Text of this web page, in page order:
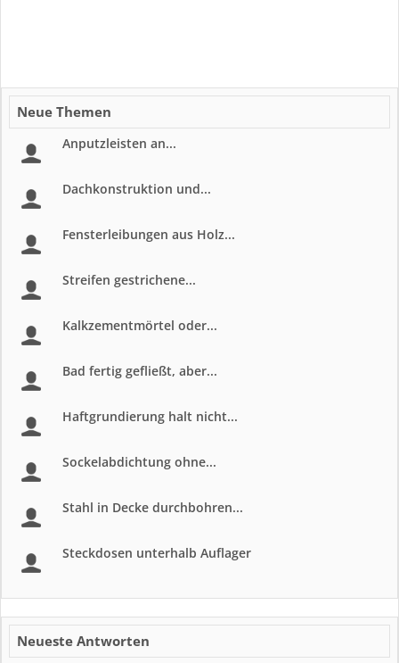
Neue Themen
Anputzleisten an...
Dachkonstruktion und...
Fensterleibungen aus Holz...
Streifen gestrichene...
Kalkzementmörtel oder...
Bad fertig gefließt, aber...
Haftgrundierung halt nicht...
Sockelabdichtung ohne...
Stahl in Decke durchbohren...
Steckdosen unterhalb Auflager
Neueste Antworten